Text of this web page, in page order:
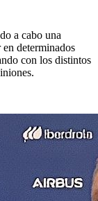
a cabo una
determinados
con los distintos